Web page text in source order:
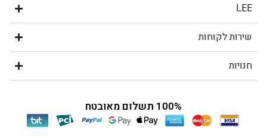
LEE
שירות לקוחות
חנויות
100% תשלום מאובטח